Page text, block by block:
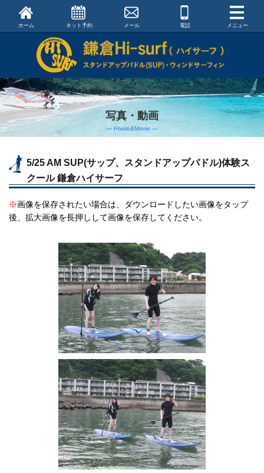
ホーム ネット予約 メール 電話 メニュー
写真・動画
― Photo&Movie ―
5/25 AM SUP(サップ、スタンドアップパドル)体験ス
クール 鎌倉ハイサーフ
※画像を保存されたい場合は、ダウンロードしたい画像をタップ
後、拡大画像を長押しして画像を保存してください。